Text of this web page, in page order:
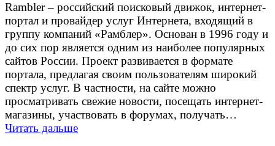
Rambler – российский поисковый движок, интернет-
портал и провайдер услуг Интернета, входящий в
группу компаний «Рамблер». Основан в 1996 году и
до сих пор является одним из наиболее популярных
сайтов России. Проект развивается в формате
портала, предлагая своим пользователям широкий
спектр услуг. В частности, на сайте можно
просматривать свежие новости, посещать интернет-
магазины, участвовать в форумах, получать…
Читать дальше